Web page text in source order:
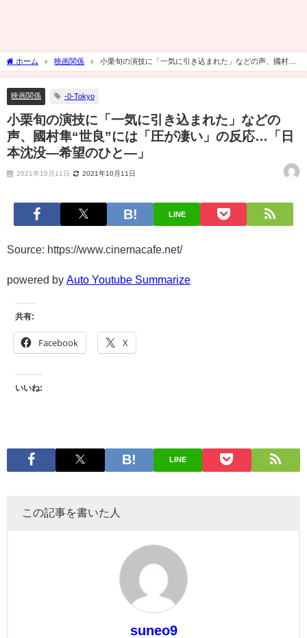
ホーム 映画関係
小栗旬の演技に「一気に引き込まれた」などの声、國村
隼“世良”には「圧が凄い」の反応…「日本沈没―希望のひと―」
映画関係 -0-Tokyo
小栗旬の演技に「一気に引き込まれた」などの
声、國村隼“世良”には「圧が凄い」の反応…「日
本沈没―希望のひと―」
2021年10月11日 2021年10月11日
LINE
Source: https://www.cinemacafe.net/
powered by Auto Youtube Summarize
共有:
Facebook X
いいね:
LINE
この記事を書いた人
suneo9